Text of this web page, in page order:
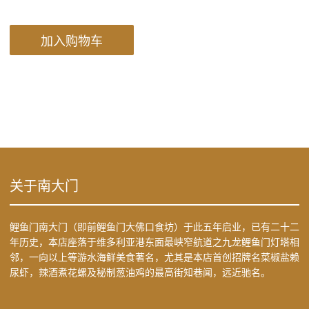
加入购物车
关于南大门
鲤鱼门南大门（即前鲤鱼门大佛口食坊）于此五年启业，已有二十二
年历史，本店座落于维多利亚港东面最峡窄航道之九龙鲤鱼门灯塔相
邻，一向以上等游水海鲜美食著名，尤其是本店首创招牌名菜椒盐赖
尿虾，辣酒煮花螺及秘制葱油鸡的最高街知巷闻，远近驰名。